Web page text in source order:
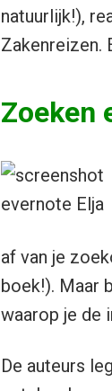
natuurlijk!),
Zakenreizen.
Zoeken
af van je
boek!). Maar
waarop je de
De auteurs